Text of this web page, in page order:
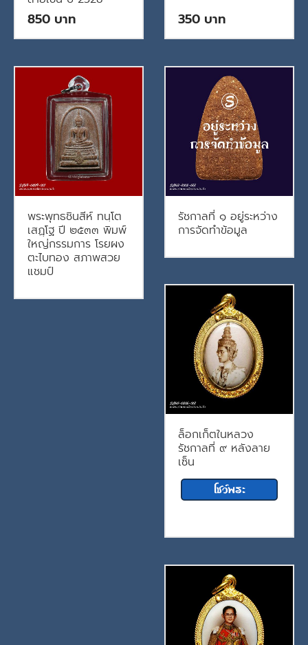
850 350
พระพุทธชินสีห์ ทนฺโต
เสฏฺโฐ ปี ๒๕๓๓ พิมพ์
ใหญ่กรรมการ โรยผง
ตะไบทอง สภาพสวย
แชมป์
รัชกาลที่ ๑ อยู่ระหว่าง
การจัดทำข้อมูล
ล็อกเก็ตในหลวง
รัชกาลที่ ๙ หลังลาย
เซ็น